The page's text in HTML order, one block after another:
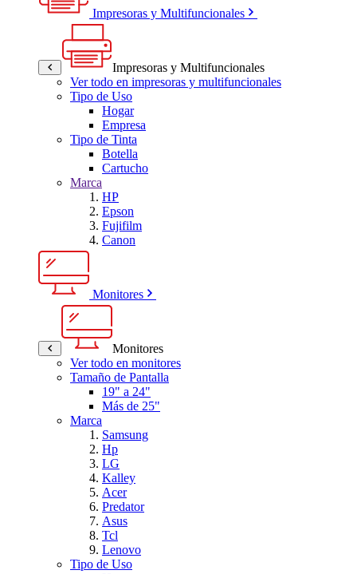
Impresoras y Multifuncionales
Impresoras y Multifuncionales
Ver todo en impresoras y multifuncionales
Tipo de Uso
Hogar
Empresa
Tipo de Tinta
Botella
Cartucho
Marca
HP
Epson
Fujifilm
Canon
Monitores
Monitores
Ver todo en monitores
Tamaño de Pantalla
19" a 24"
Más de 25"
Marca
Samsung
Hp
LG
Kalley
Acer
Predator
Asus
Tcl
Lenovo
Tipo de Uso